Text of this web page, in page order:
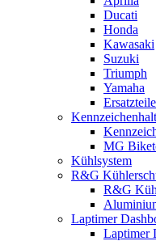
Ducati
Honda
Kawasaki
Suzuki
Triumph
Yamaha
Ersatzteile
MG
Kühlsystem
R&G
R&G
Laptimer
Laptimer